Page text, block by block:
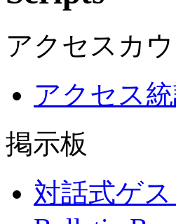
アクセスカ
アクセス
掲示板
対話式ゲ